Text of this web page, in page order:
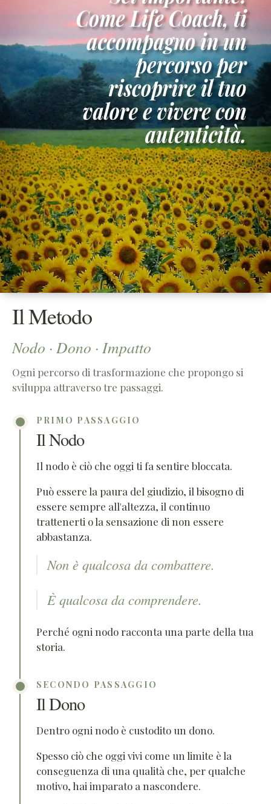
Il Metodo
Nodo · Dono · Impatto
Ogni percorso di trasformazione che propongo si
sviluppa attraverso tre passaggi.
PRIMO PASSAGGIO
Il Nodo
Il nodo è ciò che oggi ti fa sentire bloccata.
Può essere la paura del giudizio, il bisogno di
essere sempre all'altezza, il continuo
trattenerti o la sensazione di non essere
abbastanza.
Non è qualcosa da combattere.
È qualcosa da comprendere.
Perché ogni nodo racconta una parte della tua
storia.
SECONDO PASSAGGIO
Il Dono
Dentro ogni nodo è custodito un dono.
Spesso ciò che oggi vivi come un limite è la
conseguenza di una qualità che, per qualche
motivo, hai imparato a nascondere.